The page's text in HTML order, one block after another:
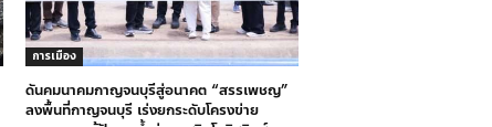
การเมือง
ดันคมนาคมกาญจนบุรีสู่อนาคต “สรรเพชญ”
ลงพื้นที่กาญจนบุรี เร่งยกระดับโครงข่าย